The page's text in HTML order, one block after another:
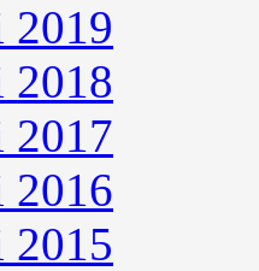
2017
2016